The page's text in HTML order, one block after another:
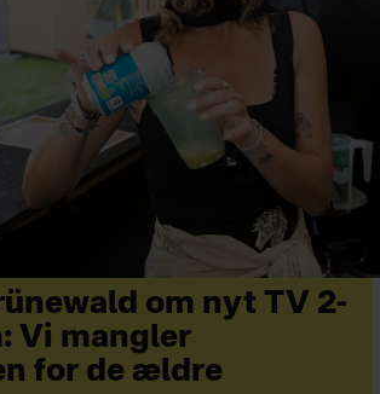
om nyt TV 2-
Vi mangler
for de ældre